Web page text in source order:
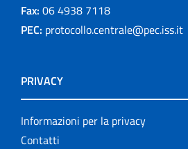
Fax: 06 4938 7118
PEC: protocollo.centrale@pec.iss.it
PRIVACY
Informazioni per la privacy
Contatti